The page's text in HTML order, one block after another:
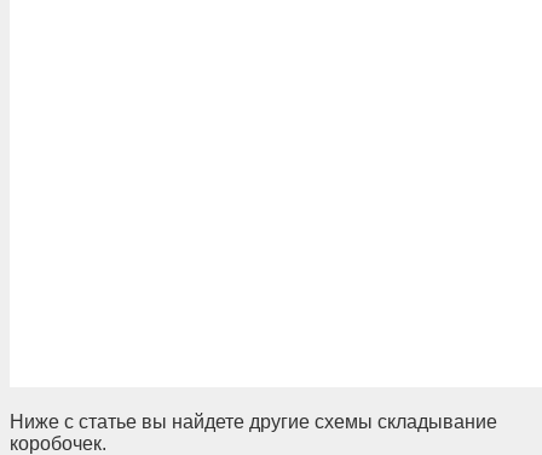
Ниже с статье вы найдете другие схемы складывание
коробочек.